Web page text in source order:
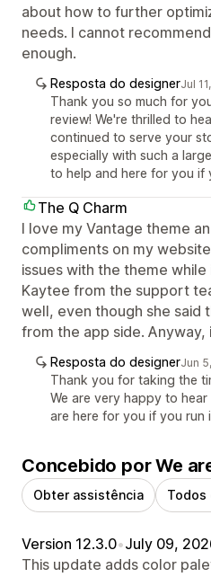
about how to further
needs. I cannot
enough.
Resposta do designerJul
Thank you so much for
review! We're thrilled to
continued to serve your
especially with such a
to help and here for you if
The Q Charm
I love my Vantage theme
compliments on my
issues with the theme while
Kaytee from the support
well, even though she said
from the app side. Anyway,
Resposta do designerJun
Thank you for taking the
We are very happy to
are here for you if you run
Concebido por We
Obter assistência Todos
Version 12.3.0•July 09,
This update adds color